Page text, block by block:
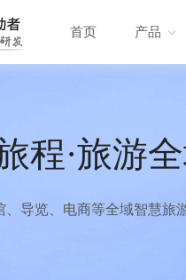
首页 产品
程·旅游
导览、电商等全域智慧